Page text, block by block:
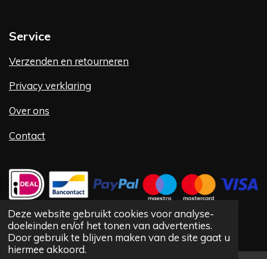
Deze website gebruikt cookies voor analyse-
doeleinden en/of het tonen van advertenties.
Door gebruik te blijven maken van de site gaat u
hiermee akkoord.
Service
Verzenden en retourneren
Privacy verklaring
Over ons
Contact
©1992 -2025 Vlug Fashion VOF